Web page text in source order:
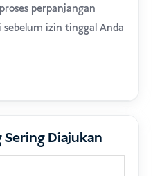
perpanjangan
izin tinggal Anda
Diajukan